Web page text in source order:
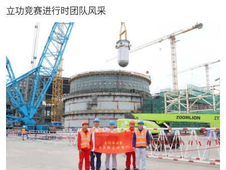
立功竞赛进行时团队风采